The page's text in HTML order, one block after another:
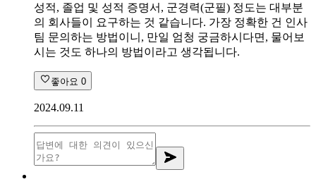
성적, 졸업 및 성적 증명서, 군경력(군필) 정도는 대부분
의 회사들이 요구하는 것 같습니다. 가장 정확한 건 인사
팀 문의하는 방법이니, 만일 엄청 궁금하시다면, 물어보
시는 것도 하나의 방법이라고 생각됩니다.
좋아요 0
2024.09.11